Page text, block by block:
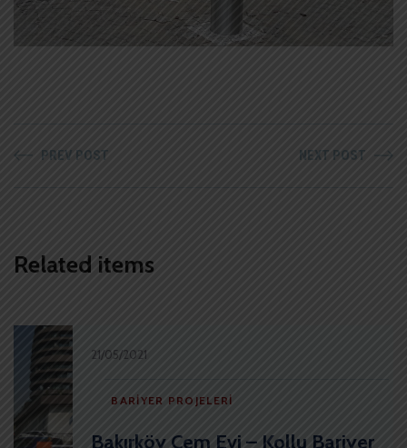
PREV POST NEXT POST
Related items
21/05/2021
BARIYER PROJELERI
Bakırköy Cem Evi – Kollu Bariyer